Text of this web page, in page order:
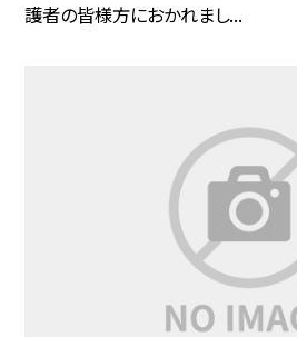
護者の皆様方におかれまし...